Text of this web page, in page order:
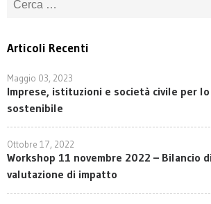
Articoli Recenti
Maggio 03, 2023
Imprese, istituzioni e società civile per
sostenibile
Ottobre 17, 2022
Workshop 11 novembre 2022 – Bilancio
valutazione di impatto